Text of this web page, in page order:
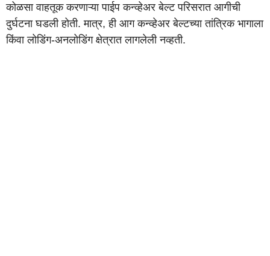
कोळसा वाहतूक करणाऱ्या पाईप कन्व्हेअर बेल्ट परिसरात आगीची
दुर्घटना घडली होती. मात्र, ही आग कन्व्हेअर बेल्टच्या तांत्रिक भागाला
किंवा लोडिंग-अनलोडिंग क्षेत्रात लागलेली नव्हती.